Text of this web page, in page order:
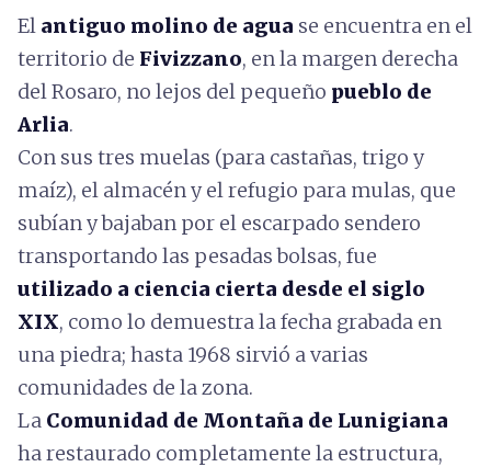
El antiguo molino de agua se encuentra en el
territorio de Fivizzano, en la margen derecha
del Rosaro, no lejos del pequeño pueblo de
Arlia.
Con sus tres muelas (para castañas, trigo y
maíz), el almacén y el refugio para mulas, que
subían y bajaban por el escarpado sendero
transportando las pesadas bolsas, fue
utilizado a ciencia cierta desde el siglo
XIX, como lo demuestra la fecha grabada en
una piedra; hasta 1968 sirvió a varias
comunidades de la zona.
La Comunidad de Montaña de Lunigiana
ha restaurado completamente la estructura,